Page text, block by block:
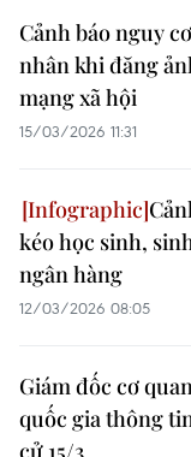
Cảnh báo nguy
nhân khi đăng
mạng xã hội
15/03/2026 11:31
kéo học sinh,
ngân hàng
12/03/2026 08:05
Giám đốc cơ
quốc gia thông
cử 15/3